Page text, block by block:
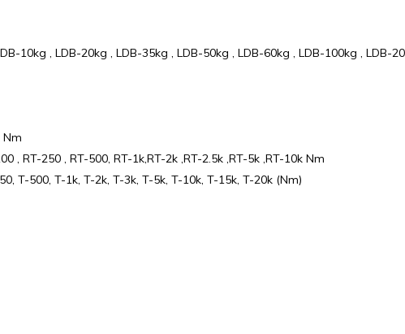
10kg , LDB-20kg , LDB-35kg , LDB-50kg , LDB-60kg , LDB-100kg , LDB-
Nm
, RT-250 , RT-500, RT-1k,RT-2k ,RT-2.5k ,RT-5k ,RT-10k Nm
T-500, T-1k, T-2k, T-3k, T-5k, T-10k, T-15k, T-20k (Nm)